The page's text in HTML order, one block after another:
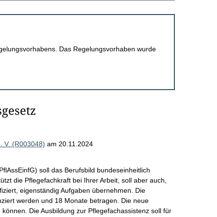
Das Regelungsvorhaben wurde
V. (R003048) am 20.11.2024
soll das Berufsbild bundeseinheitlich
die Pflegefachkraft bei Ihrer Arbeit, soll aber auch,
eigenständig Aufgaben übernehmen. Die
werden und 18 Monate betragen. Die neue
Die Ausbildung zur Pflegefachassistenz soll für